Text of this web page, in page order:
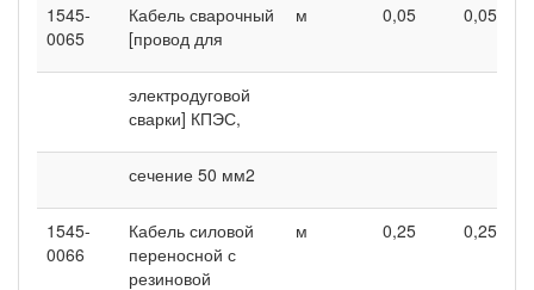
1545-
0065
Кабель сварочный
[провод для
м 0,05 0,05
электродуговой
сварки] КПЭС,
сечение 50 мм2
1545-
0066
Кабель силовой
переносной с
резиновой
м 0,25 0,25